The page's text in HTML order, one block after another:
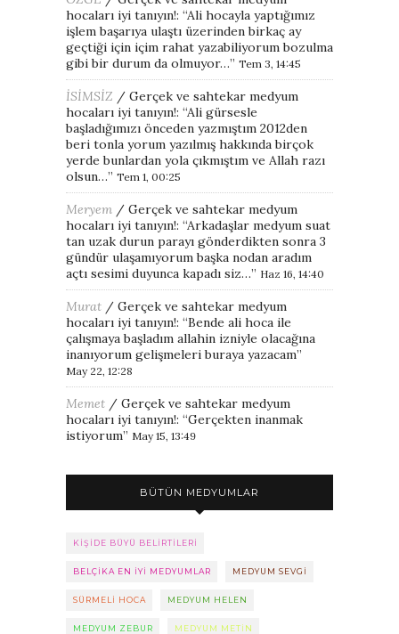
hocaları iyi tanıyın!: “Ali hocayla yaptığımız
işlem başarıya ulaştı üzerinden birkaç ay
geçtiği için içim rahat yazabiliyorum bozulma
gibi bir durum da olmuyor…” Tem 3, 14:45
İSİMSİZ / Gerçek ve sahtekar medyum
hocaları iyi tanıyın!: “Ali gürsesle
başladığımızı önceden yazmıştım 2012den
beri tonla yorum yazılmış hakkında birçok
yerde bunlardan yola çıkmıştım ve Allah razı
olsun…” Tem 1, 00:25
Meryem / Gerçek ve sahtekar medyum
hocaları iyi tanıyın!: “Arkadaşlar medyum suat
tan uzak durun parayı gönderdikten sonra 3
gündür ulaşamıyorum başka nodan aradım
açtı sesimi duyunca kapadı siz…” Haz 16, 14:40
Murat / Gerçek ve sahtekar medyum
hocaları iyi tanıyın!: “Bende ali hoca ile
çalışmaya başladım allahin izniyle olacağına
inanıyorum gelişmeleri buraya yazacam”
May 22, 12:28
Memet / Gerçek ve sahtekar medyum
hocaları iyi tanıyın!: “Gerçekten inanmak
istiyorum” May 15, 13:49
BÜTÜN MEDYUMLAR
KIŞIDE BÜYÜ BELIRTILERI
BELÇIKA EN IYI MEDYUMLAR MEDYUM SEVGI
SÜRMELI HOCA MEDYUM HELEN
MEDYUM ZEBUR MEDYUM METIN